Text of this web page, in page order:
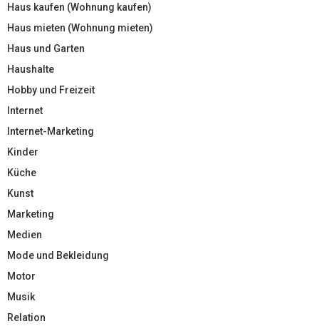
Haus kaufen (Wohnung kaufen)
Haus mieten (Wohnung mieten)
Haus und Garten
Haushalte
Hobby und Freizeit
Internet
Internet-Marketing
Kinder
Küche
Kunst
Marketing
Medien
Mode und Bekleidung
Motor
Musik
Relation